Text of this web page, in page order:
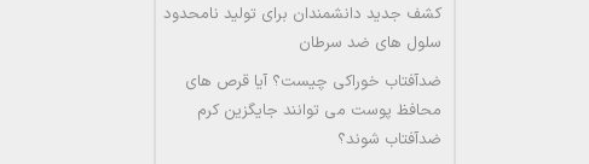
کشف جدید دانشمندان برای تولید نامحدود
سلول های ضد سرطان
ضدآفتاب خوراکی چیست؟ آیا قرص های
محافظ پوست می توانند جایگزین کرم
ضدآفتاب شوند؟